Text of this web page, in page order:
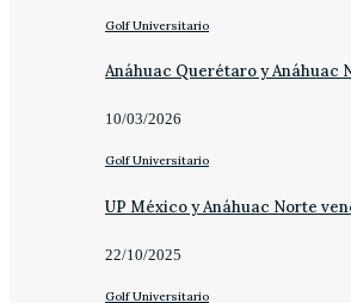
Golf Universitario
Anáhuac Querétaro y Anáhuac
10/03/2026
Golf Universitario
UP México y Anáhuac Norte
22/10/2025
Golf Universitario